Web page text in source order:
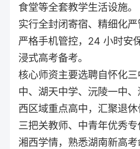
食堂等全套教学生活设施。
实行全封闭寄宿、精细化严
严格手机管控，24 小时安
浸式高考备考。
核心师资主要选聘自怀化
中、湖天中学、沅陵一中
西区域重点高中，汇聚退
三把关教师、中青年优秀
湘西学情，熟悉湖南新高